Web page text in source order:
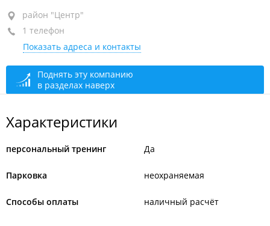
район "Центр", ул. Арсеньева, 4Б
+7 966 277-44-20
сегодня закрыто
район "Центр"
1 телефон
Показать адреса и контакты
Поднять эту компанию
в разделах наверх
Характеристики
персональный тренинг Да
Парковка неохраняемая
Способы оплаты наличный расчёт